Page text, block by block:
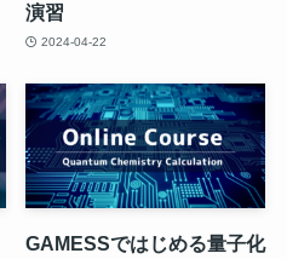
演習
2024-04-22
GAMESSではじめる量子化